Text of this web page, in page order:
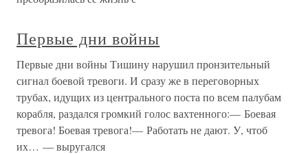
Первые дни войны
Первые дни войны Тишину нарушил пронзительный
сигнал боевой тревоги. И сразу же в переговорных
трубах, идущих из центрального поста по всем палубам
корабля, раздался громкий голос вахтенного:— Боевая
тревога! Боевая тревога!— Работать не дают. У, чтоб
их… — выругался